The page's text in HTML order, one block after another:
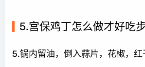
5.宫保鸡丁怎么做才好吃
5.锅内留油，倒入蒜片，花椒，